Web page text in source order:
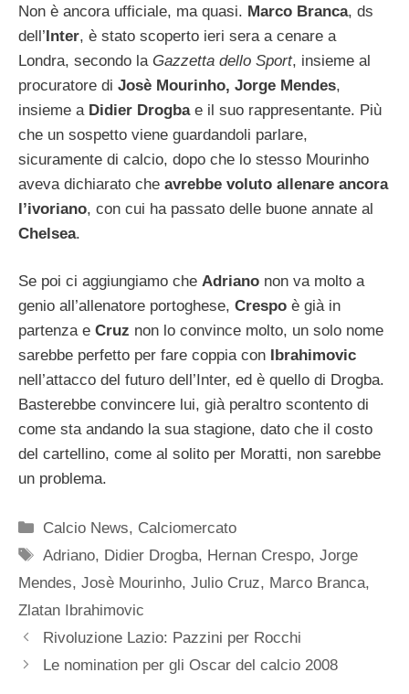
Non è ancora ufficiale, ma quasi. Marco Branca, ds
dell’Inter, è stato scoperto ieri sera a cenare a
Londra, secondo la Gazzetta dello Sport, insieme al
procuratore di Josè Mourinho, Jorge Mendes,
insieme a Didier Drogba e il suo rappresentante. Più
che un sospetto viene guardandoli parlare,
sicuramente di calcio, dopo che lo stesso Mourinho
aveva dichiarato che avrebbe voluto allenare ancora
l’ivoriano, con cui ha passato delle buone annate al
Chelsea.
Se poi ci aggiungiamo che Adriano non va molto a
genio all’allenatore portoghese, Crespo è già in
partenza e Cruz non lo convince molto, un solo nome
sarebbe perfetto per fare coppia con
Ibrahimovic
nell’attacco del futuro dell’Inter, ed è quello di Drogba.
Basterebbe convincere lui, già peraltro scontento di
come sta andando la sua stagione, dato che il costo
del cartellino, come al solito per Moratti, non sarebbe
un problema.
Categorie
Calcio News, Calciomercato
Tag
Adriano, Didier Drogba, Hernan Crespo,Jorge
Mendes, Josè Mourinho, Julio Cruz, Marco Branca,
Zlatan Ibrahimovic
Rivoluzione Lazio: Pazzini per Rocchi
Le nomination per gli Oscar del calcio 2008